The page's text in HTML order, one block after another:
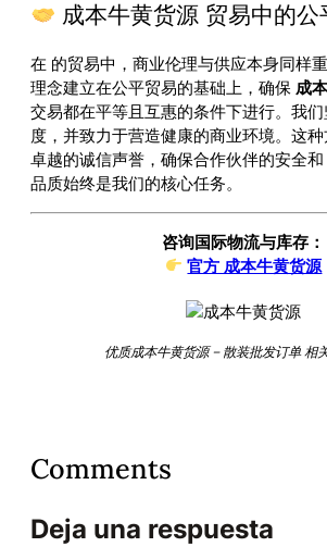
成本牛黄货源 贸易中的公
在 的贸易中，商业伦理与供应本身同样
理念建立在公平贸易的基础上，确保 成
交易都在平等且互惠的条件下进行。我
度，并致力于营造健康的商业环境。这
卓越的诚信声誉，确保合作伙伴的安全和
品质始终是我们的核心任务。
咨询国际物流与库存：
官方 成本牛黄货源
优质成本牛黄货源 – 散装批发订单 相
Comments
Deja una respuesta